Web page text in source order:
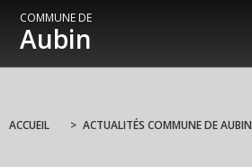
COMMUNE DE
Aubin
ACCUEIL > ACTUALITÉS COMMUNE DE AUBIN